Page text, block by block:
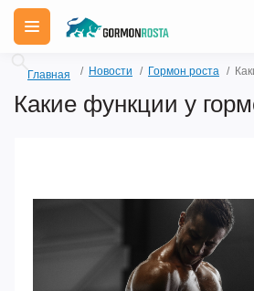
Главная Новости Гормон роста
Какие функции у